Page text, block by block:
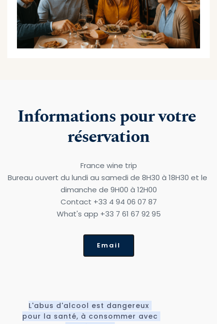
Informations pour votre
réservation
France wine trip
Bureau ouvert du lundi au samedi de 8H30 à 18H30 et le
dimanche de 9H00 à 12H00
Contact +33 4 94 06 07 87
What's app +33 7 61 67 92 95
Email
L'abus d'alcool est dangereux
pour la santé, à consommer avec